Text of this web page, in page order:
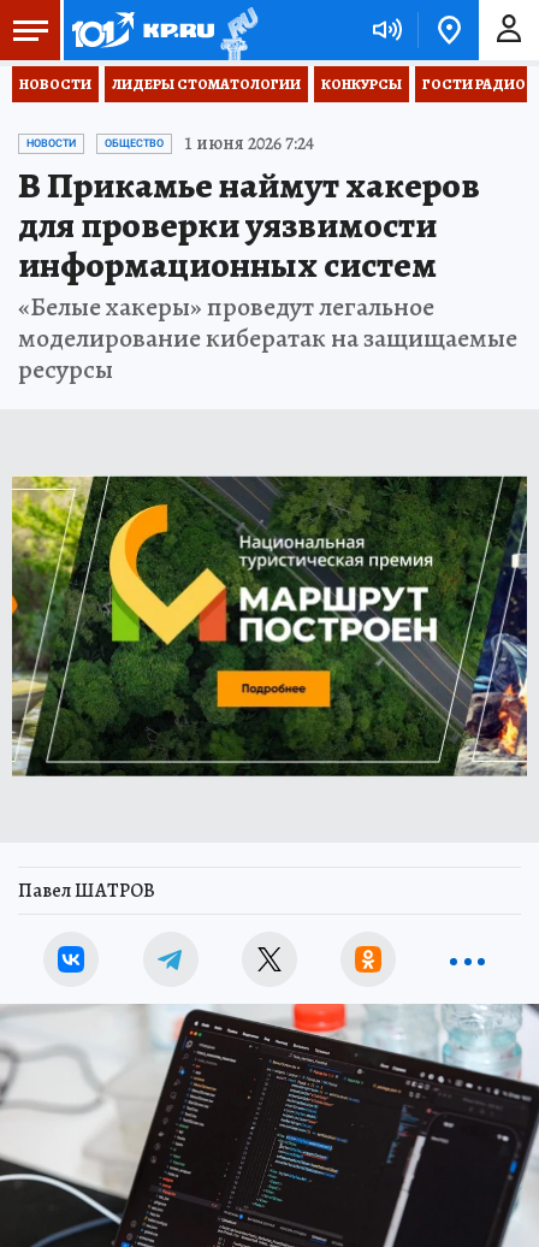
НОВОСТИ ЛИДЕРЫ СТОМАТОЛОГИИ КОНКУРСЫ ГОСТИ РАДИО
НОВОСТИ ОБЩЕСТВО 1 июня 2026 7:24
В Прикамье наймут хакеров
для проверки уязвимости
информационных систем
«Белые хакеры» проведут легальное
моделирование кибератак на защищаемые
ресурсы
Павел ШАТРОВ